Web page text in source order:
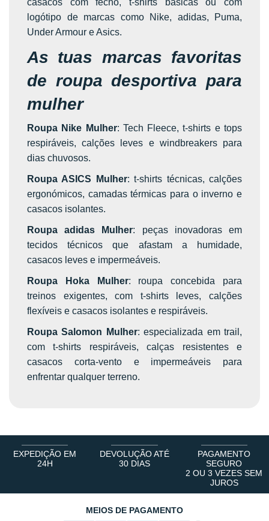
logótipo de marcas como Nike, adidas, Puma,
Under Armour e Asics.
As tuas marcas favoritas
de roupa desportiva para
mulher
Roupa Nike Mulher: Tech Fleece, t-shirts e tops
respiráveis, calções leves e windbreakers para
dias chuvosos.
Roupa ASICS Mulher: t-shirts técnicas, calções
ergonómicos, camadas térmicas para o inverno e
casacos isolantes.
Roupa adidas Mulher: peças inovadoras em
tecidos técnicos que afastam a humidade,
casacos leves e impermeáveis.
Roupa Hoka Mulher: roupa concebida para
treinos exigentes, com t-shirts leves, calções
flexíveis e casacos isolantes e respiráveis.
Roupa Salomon Mulher: especializada em trail,
com t-shirts respiráveis, calças resistentes e
casacos corta-vento e impermeáveis para
enfrentar qualquer terreno.
EXPEDIÇÃO EM
24H
DEVOLUÇÃO ATÉ
30 DIAS
PAGAMENTO
SEGURO
2 OU 3 VEZES SEM
JUROS
MEIOS DE PAGAMENTO